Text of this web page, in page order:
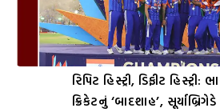
રિપિટ હિસ્ટ્રી, ડિફીટ હિસ્ટ્રી:
ક્રિકેટનું ‘બાદશાહ’,